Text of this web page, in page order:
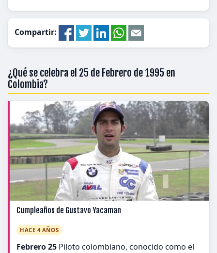
Compartir:
¿Qué se celebra el 25 de Febrero de 1995 en
Colombia?
Cumpleaños de Gustavo Yacaman
HACE 4 AÑOS
Febrero 25 Piloto colombiano, conocido como el